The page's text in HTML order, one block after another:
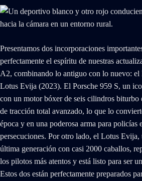
Presentamos dos incorporaciones
perfectamente el espíritu de nuestras
A2, combinando lo antiguo con lo nuevo: el
Lotus Evija (2023). El Porsche 959 S, un
con un motor bóxer de seis cilindros biturbo
de tracción total avanzado, lo que lo
época y en una poderosa arma para policías
persecuciones. Por otro lado, el Lotus
última generación con casi 2000 caballos,
los pilotos más atentos y está listo para ser
Estos dos están perfectamente preparados